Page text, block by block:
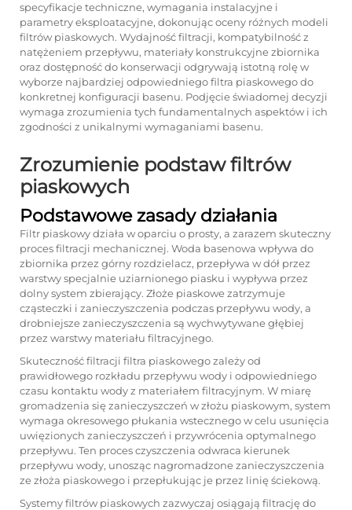
specyfikacje techniczne, wymagania instalacyjne i
parametry eksploatacyjne, dokonując oceny różnych modeli
filtrów piaskowych. Wydajność filtracji, kompatybilność z
natężeniem przepływu, materiały konstrukcyjne zbiornika
oraz dostępność do konserwacji odgrywają istotną rolę w
wyborze najbardziej odpowiedniego filtra piaskowego do
konkretnej konfiguracji basenu. Podjęcie świadomej decyzji
wymaga zrozumienia tych fundamentalnych aspektów i ich
zgodności z unikalnymi wymaganiami basenu.
Zrozumienie podstaw filtrów
piaskowych
Podstawowe zasady działania
Filtr piaskowy działa w oparciu o prosty, a zarazem skuteczny
proces filtracji mechanicznej. Woda basenowa wpływa do
zbiornika przez górny rozdzielacz, przepływa w dół przez
warstwy specjalnie uziarnionego piasku i wypływa przez
dolny system zbierający. Złoże piaskowe zatrzymuje
cząsteczki i zanieczyszczenia podczas przepływu wody, a
drobniejsze zanieczyszczenia są wychwytywane głębiej
przez warstwy materiału filtracyjnego.
Skuteczność filtracji filtra piaskowego zależy od
prawidłowego rozkładu przepływu wody i odpowiedniego
czasu kontaktu wody z materiałem filtracyjnym. W miarę
gromadzenia się zanieczyszczeń w złożu piaskowym, system
wymaga okresowego płukania wstecznego w celu usunięcia
uwięzionych zanieczyszczeń i przywrócenia optymalnego
przepływu. Ten proces czyszczenia odwraca kierunek
przepływu wody, unosząc nagromadzone zanieczyszczenia
ze złoża piaskowego i przepłukując je przez linię ściekową.
Systemy filtrów piaskowych zazwyczaj osiągają filtrację do